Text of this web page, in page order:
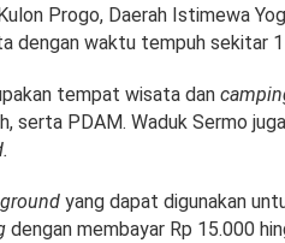
Progo, Daerah Istimewa
dengan waktu tempuh sekitar 1
tempat wisata dan
serta PDAM. Waduk Sermo
yang dapat digunakan
dengan membayar Rp 15.000